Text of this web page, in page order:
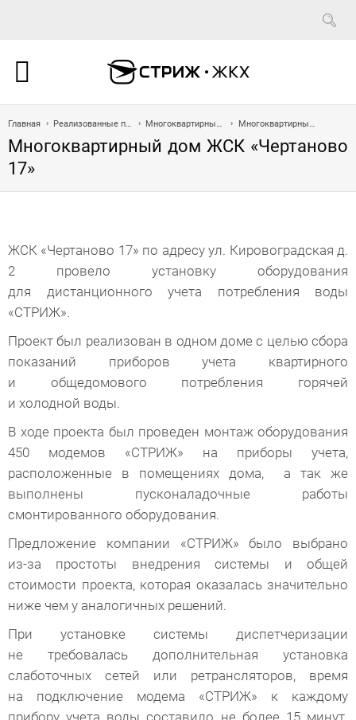
Главная Реализованные проекты Многоквартирные дома Многоквартирный дом ЖСК «Чертаново 17»
Многоквартирный дом ЖСК «Чертаново
17»
ЖСК «Чертаново 17» по адресу ул. Кировоградская д.
2 провело установку оборудования
для дистанционного учета потребления воды
«СТРИЖ».
Проект был реализован в одном доме с целью сбора
показаний приборов учета квартирного
и общедомового потребления горячей
и холодной воды.
В ходе проекта был проведен монтаж оборудования
450 модемов «СТРИЖ» на приборы учета,
расположенные в помещениях дома, а так же
выполнены пусконаладочные работы
смонтированного оборудования.
Предложение компании «СТРИЖ» было выбрано
из-за простоты внедрения системы и общей
стоимости проекта, которая оказалась значительно
ниже чем у аналогичных решений.
При установке системы диспетчеризации
не требовалась дополнительная установка
слаботочных сетей или ретрансляторов, время
на подключение модема «СТРИЖ» к каждому